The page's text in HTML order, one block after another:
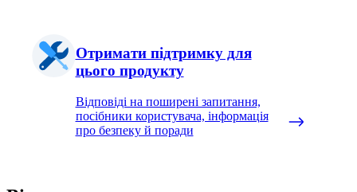
Отримати підтримку для
цього продукту
Відповіді на поширені запитання,
посібники користувача, інформація
про безпеку й поради